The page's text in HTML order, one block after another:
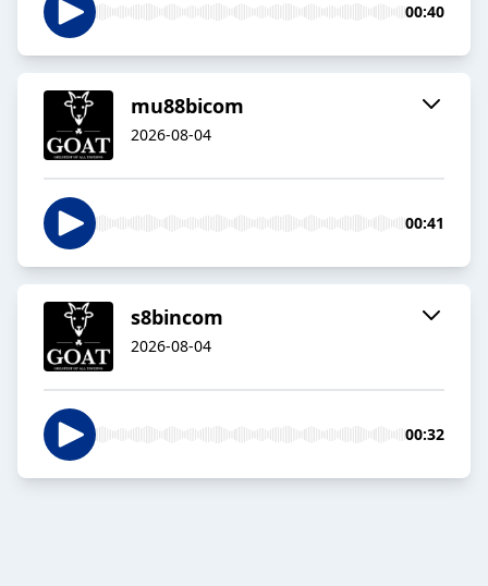
00:40
mu88bicom
2026-08-04
00:41
s8bincom
2026-08-04
00:32